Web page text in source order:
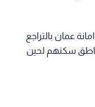
عمان بالتراجع
سكنهم لحين